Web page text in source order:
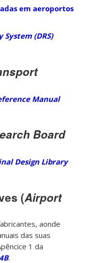
em aeroportos
System (DRS)
Manual
Board
Design Library
(Airport
aonde
das suas
1 da
.